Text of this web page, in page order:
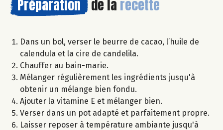
Préparation de la recette
Dans un bol, verser le beurre de cacao, l’huile de
calendula et la cire de candelila.
Chauffer au bain-marie.
Mélanger régulièrement les ingrédients jusqu'à
obtenir un mélange bien fondu.
Ajouter la vitamine E et mélanger bien.
Verser dans un pot adapté et parfaitement propre.
Laisser reposer à température ambiante jusqu'à